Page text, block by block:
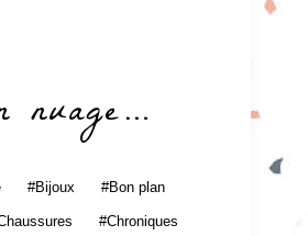
nuage…
Bijoux Bon plan
Chroniques